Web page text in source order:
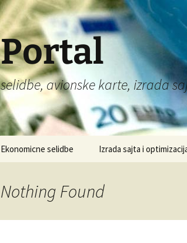
Portal
selidbe, avionske karte, izrada
Ekonomicne selidbe Izrada sajta i
Nothing Found